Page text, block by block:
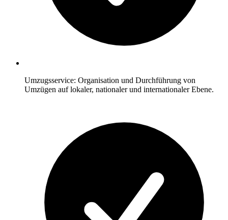
Umzugsservice: Organisation und Durchführung von
Umzügen auf lokaler, nationaler und internationaler Ebene.